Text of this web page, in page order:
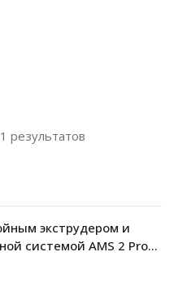
экструдером и
системой AMS 2 Pro
результатов